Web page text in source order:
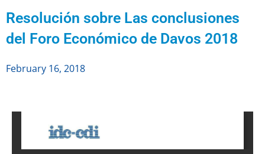
Resolución sobre Las conclusiones
del Foro Económico de Davos 2018
February 16, 2018